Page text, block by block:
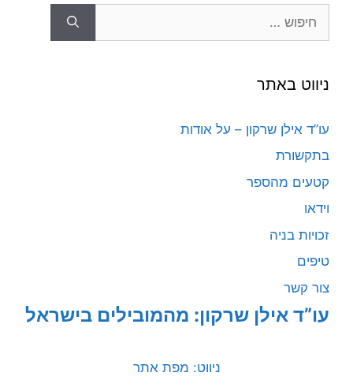
ניווט באתר
עו”ד אילן שרקון – על אודות
בתקשורת
קטעים מהספר
וידאו
זכויות בניה
טיפים
צור קשר
עו”ד אילן שרקון: מהמובילים בישראל
ניווט: מפת אתר